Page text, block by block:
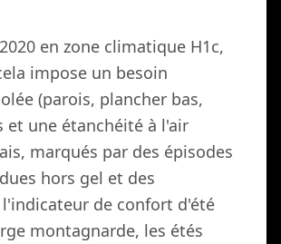
en zone climatique H1c,
impose un besoin
(parois, plancher bas,
une étanchéité à l'air
marqués par des épisodes
hors gel et des
de confort d'été
montagnarde, les étés